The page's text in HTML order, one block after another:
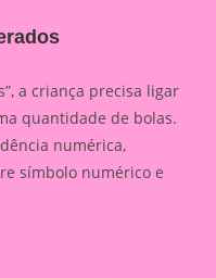
a criança precisa ligar
quantidade de bolas.
numérica,
símbolo numérico e